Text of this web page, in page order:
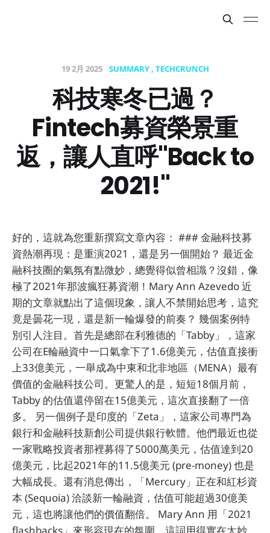
19 2月 2025 SUMMARY TECHCRUNCH
科技寒冬已過？
Fintech募資榮景重
返，讓人直呼"Back to
2021!"
好的，這就為您重新撰寫文章內容： ### 金融科技募
資熱潮再現：是重演2021，還是另一個開始？ 最近金
融科技圈的氣氛有點微妙，總覺得似曾相識？沒錯，像
極了2021年那波瘋狂募資潮！Mary Ann Azevedo 近
期的文章就點出了這個現象，讓人不禁開始思考，這究
竟是曇花一現，還是新一輪爆發的前奏？ 幾個案例特
別引人注目。首先是總部在利雅德的「Tabby」，這家
公司在E輪融資中一口氣拿下了1.6億美元，估值直接衝
上33億美元，一舉成為中東和北非地區（MENA）最有
價值的金融科技公司。更驚人的是，短短18個月前，
Tabby 的估值還停留在15億美元，這次直接翻了一倍
多。 另一個例子是印度的「Zeta」，這家公司專門為
銀行和金融科技新創公司提供銀行軟體。他們最近也從
一家戰略投資者那裡募得了5000萬美元，估值達到20
億美元，比起2021年的11.5億美元 (pre-money) 也是
大幅成長。還有消息傳出，「Mercury」正在和紅杉資
本 (Sequoia) 洽談新一輪融資，估值可能超過30億美
元，這也將讓他們的價值翻倍。 Mary Ann 用「2021